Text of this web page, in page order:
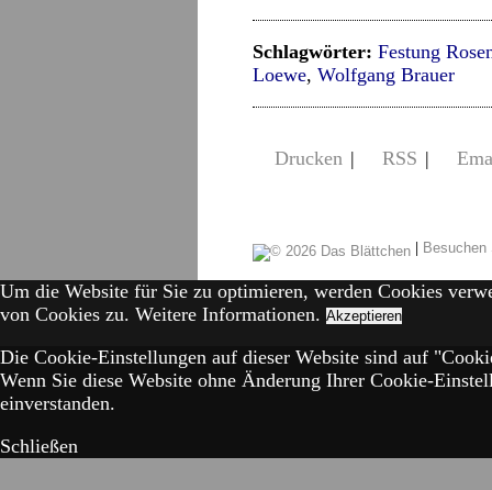
Schlagwörter: Festung
Loewe, Wolfgang Brauer
Drucken | RSS |
|
Um die Website für Sie zu optimieren, werden Cookies
von Cookies zu. Weitere Informationen. Akzeptieren
Die Cookie-Einstellungen auf dieser Website sind auf
Wenn Sie diese Website ohne Änderung Ihrer Cookie-
einverstanden.
Schließen